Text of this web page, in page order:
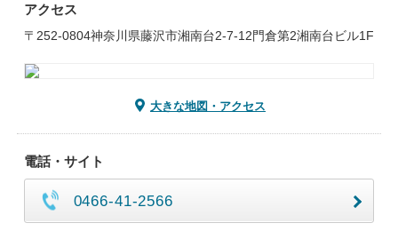
アクセス
〒252-0804神奈川県藤沢市湘南台2-7-12門倉第2湘南台ビル1F
大きな地図・アクセス
電話・サイト
0466-41-2566